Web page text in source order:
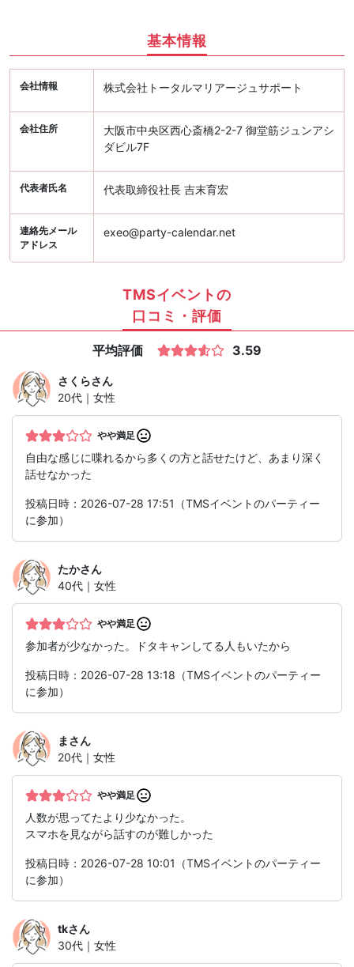
基本情報
会社情報 株式会社トータルマリアージュサポート
会社住所
大阪市中央区西心斎橋2-2-7 御堂筋ジュンアシ
ダビル7F
代表者氏名 代表取締役社長 吉末育宏
連絡先メール
アドレス
exeo@party-calendar.net
TMSイベントの
口コミ・評価
平均評価 3.59
さくらさん
20代｜女性
やや満足
自由な感じに喋れるから多くの方と話せたけど、あまり深く
話せなかった
投稿日時：2026-07-28 17:51（TMSイベントのパーティー
に参加）
たかさん
40代｜女性
やや満足
参加者が少なかった。ドタキャンしてる人もいたから
投稿日時：2026-07-28 13:18（TMSイベントのパーティー
に参加）
ま さん
20代｜女性
やや満足
人数が思ってたより少なかった。
スマホを見ながら話すのが難しかった
投稿日時：2026-07-28 10:01（TMSイベントのパーティー
に参加）
tkさん
30代｜女性